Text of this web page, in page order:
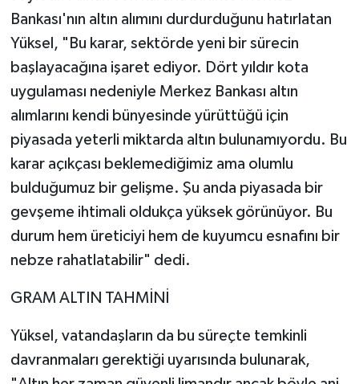
Bankası'nın altın alımını durdurduğunu hatırlatan
Yüksel, "Bu karar, sektörde yeni bir sürecin
başlayacağına işaret ediyor. Dört yıldır kota
uygulaması nedeniyle Merkez Bankası altın
alımlarını kendi bünyesinde yürüttüğü için
piyasada yeterli miktarda altın bulunamıyordu. Bu
karar açıkçası beklemediğimiz ama olumlu
bulduğumuz bir gelişme. Şu anda piyasada bir
gevşeme ihtimali oldukça yüksek görünüyor. Bu
durum hem üreticiyi hem de kuyumcu esnafını bir
nebze rahatlatabilir" dedi.
GRAM ALTIN TAHMİNİ
Yüksel, vatandaşların da bu süreçte temkinli
davranmaları gerektiği uyarısında bulunarak,